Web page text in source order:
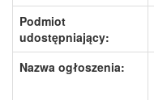
Podmiot
udostępniający:
Nazwa ogłoszenia: